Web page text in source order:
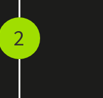
2